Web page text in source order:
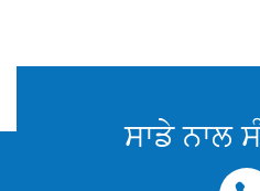
ਸਾਡੇ ਨਾਲ